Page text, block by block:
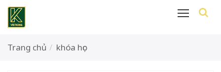
Trang chủ khóa học